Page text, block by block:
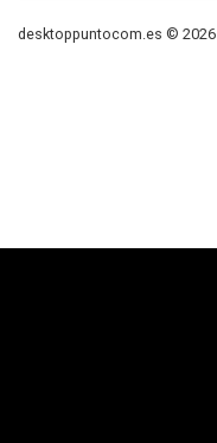
desktoppuntocom.es © 2026